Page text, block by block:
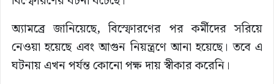
অ্যামব্রে জানিয়েছে, বিস্ফোরণের পর কর্মীদের সরিয়ে
নেওয়া হয়েছে এবং আগুন নিয়ন্ত্রণে আনা হয়েছে। তবে এ
ঘটনায় এখন পর্যন্ত কোনো পক্ষ দায় স্বীকার করেনি।